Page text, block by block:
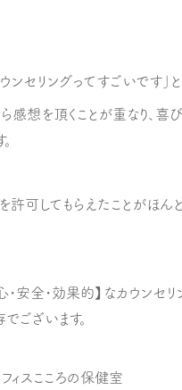
ウンセリングってすごいです」と
感想を頂くことが重なり、喜
許可してもらえたことがほん
・安全・効果的】なカウンセリ
ございます。
ィスこころの保健室